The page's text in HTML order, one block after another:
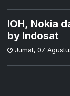
IOH, Nokia
by Indosat
Jumat, 07